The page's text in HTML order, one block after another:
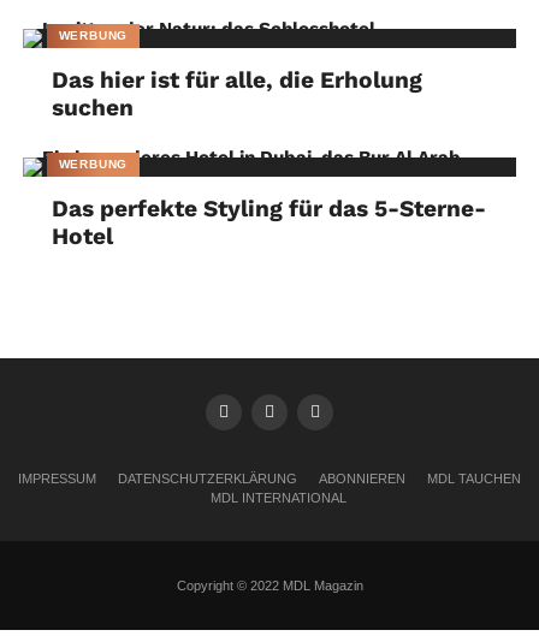
WERBUNG
Das hier ist für alle, die Erholung
suchen
WERBUNG
Das perfekte Styling für das 5-Sterne-
Hotel
IMPRESSUM DATENSCHUTZERKLÄRUNG ABONNIEREN
MDL TAUCHEN
MDL INTERNATIONAL
Copyright © 2022 MDL Magazin